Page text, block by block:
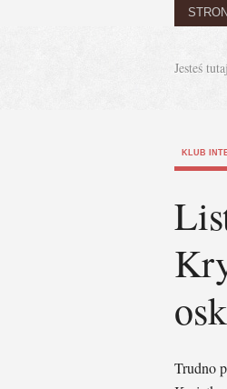
Jesteś
KLUB
Trudno